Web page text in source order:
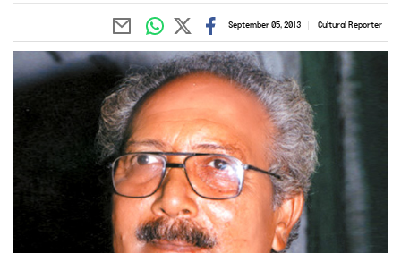
Cultural Reporter
September 05, 2013